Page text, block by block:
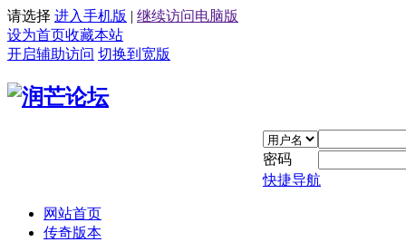
请选择 进入手机版 | 继续访问电脑版
设为首页收藏本站
开启辅助访问 切换到宽版
密码
快捷导航
网站首页
传奇版本